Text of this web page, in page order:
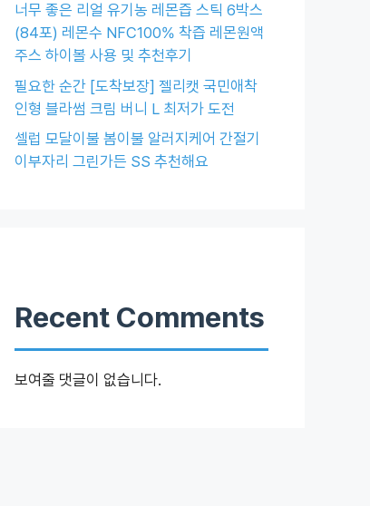
너무 좋은 리얼 유기농 레몬즙 스틱 6박스
(84포) 레몬수 NFC100% 착즙 레몬원액
주스 하이볼 사용 및 추천후기
필요한 순간 [도착보장] 젤리캣 국민애착
인형 블라썸 크림 버니 L 최저가 도전
셀럽 모달이불 봄이불 알러지케어 간절기
이부자리 그린가든 SS 추천해요
Recent Comments
보여줄 댓글이 없습니다.